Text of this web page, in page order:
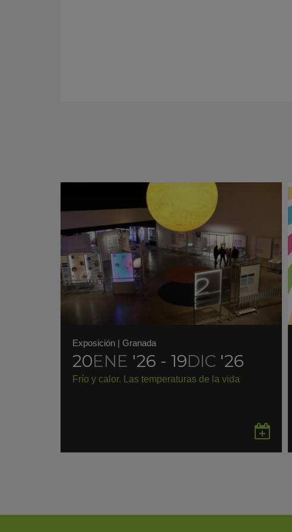
Exposición | Granada
20ENE '26 - 19DIC '26
Frío y calor. Las temperaturas de la vida
en